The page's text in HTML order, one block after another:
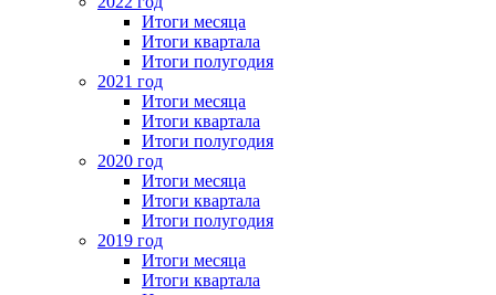
Итоги месяца
Итоги квартала
Итоги полугодия
2021 год
Итоги месяца
Итоги квартала
Итоги полугодия
2020 год
Итоги месяца
Итоги квартала
Итоги полугодия
2019 год
Итоги месяца
Итоги квартала